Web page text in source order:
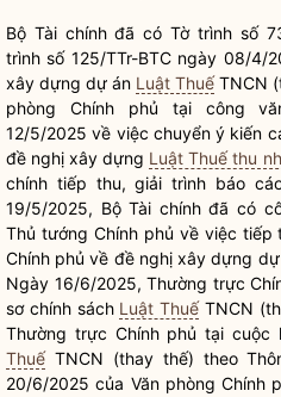
Bộ Tài chính đã có Tờ trình số
trình số 125/TTr-BTC ngày 08/4/
xây dựng dự án Luật ThuếTNCN
phòng Chính phủ tại công
12/5/2025 về việc chuyển ý kiến
đề nghị xây dựng Luật Thuế thu
chính tiếp thu, giải trình báo
19/5/2025, Bộ Tài chính đã có
Thủ tướng Chính phủ về việc tiếp
Chính phủ về đề nghị xây dựng
Ngày 16/6/2025, Thường trực
sơ chính sách Luật ThuếTNCN
Thường trực Chính phủ tại cuộc
ThuếTNCN (thay thế) theo
20/6/2025 của Văn phòng Chính